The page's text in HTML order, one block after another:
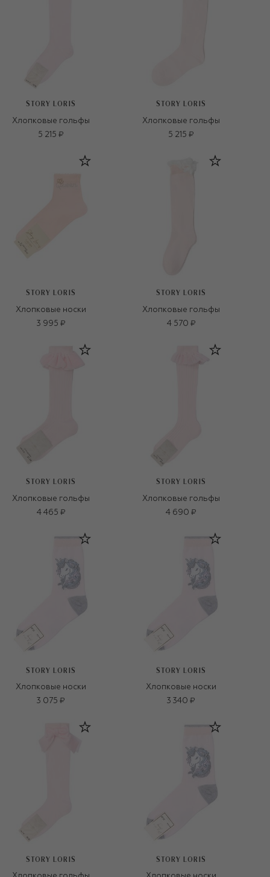
STORY LORIS
Хлопковые гольфы
5 215 ₽
STORY LORIS
Хлопковые гольфы
5 215 ₽
STORY LORIS
Хлопковые носки
3 995 ₽
STORY LORIS
Хлопковые гольфы
4 570 ₽
STORY LORIS
Хлопковые гольфы
4 465 ₽
STORY LORIS
Хлопковые гольфы
4 690 ₽
STORY LORIS
Хлопковые носки
3 075 ₽
STORY LORIS
Хлопковые носки
3 340 ₽
STORY LORIS STORY LORIS